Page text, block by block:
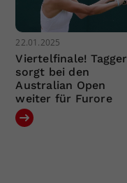
22.01.2025
Viertelfinale! Tagger
sorgt bei den
Australian Open
weiter für Furore